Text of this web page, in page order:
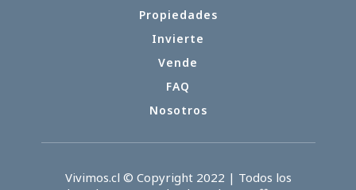
Propiedades
Invierte
Vende
FAQ
Nosotros
Vivimos.cl © Copyright 2022 | Todos los